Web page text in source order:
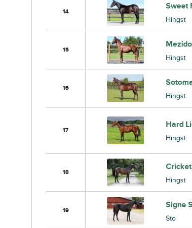
14
Sweet
Hingst
15
Hingst
16
Hingst
17
Hard
Hingst
18
Hingst
19
Signe
Sto